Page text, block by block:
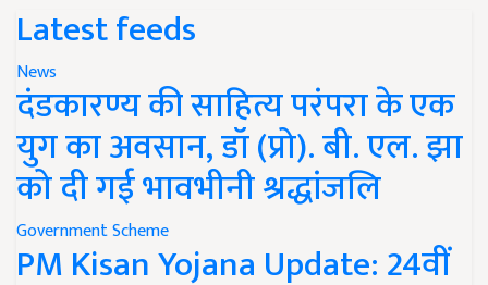
Latest feeds
News
दंडकारण्य की साहित्य परंपरा के एक
युग का अवसान, डॉ (प्रो). बी. एल. झा
को दी गई भावभीनी श्रद्धांजलि
Government Scheme
PM Kisan Yojana Update: 24वीं